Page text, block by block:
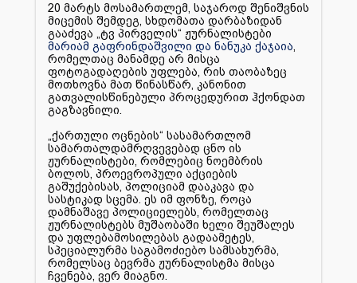
20 მარტს მოსამართლემ, საჯაროდ შენიშვნის
მიცემის შემდეგ, სხდომათა დარბაზიდან
გააძევა „ტვ პირველის“ ჟურნალისტები
მარიამ გაფრინდაშვილი და ნანუკა ქაჯაია,
რომელთაც მანამდე არ მისცა
ფოტოგადაღების უფლება, რის თაობაზეც
მოთხოვნა მათ წინასწარ, კანონით
გათვალისწინებული პროცედურით ჰქონდათ
გაგზავნილი.
„ქართული ოცნების“ სასამართლომ
სამართალდამრღვევებად ცნო ის
ჟურნალისტები, რომლებიც ნოემბრის
ბოლოს, პროევროპული აქციების
გაშუქებისას, პოლიციამ დააკავა და
სასტიკად სცემა. ეს იმ ფონზე, როცა
დამნაშავე პოლიციელებს, რომელთაც
ჟურნალისტებს მუშაობაში ხელი შეუშალეს
და უფლებამოსილებას გადაამეტეს,
სპეციალურმა საგამოძიებო სამსახურმა,
რომელსაც ბევრმა ჟურნალისტმა მისცა
ჩვენება, ვერ მიაგნო.